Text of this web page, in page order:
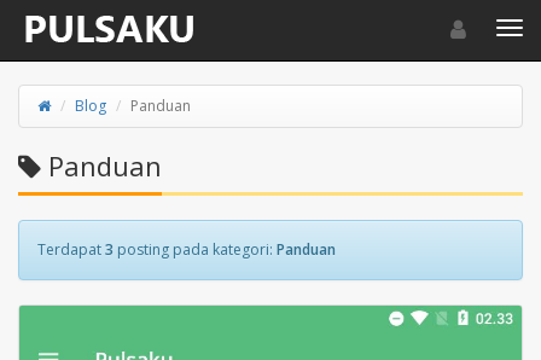
Toggle
Blog Panduan
Panduan
Terdapat3 posting pada kategori: Panduan